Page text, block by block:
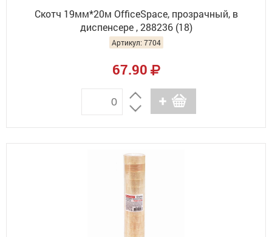
Скотч 19мм*20м OfficeSpace, прозрачный, в
диспенсере , 288236 (18)
Артикул: 7704
67.90